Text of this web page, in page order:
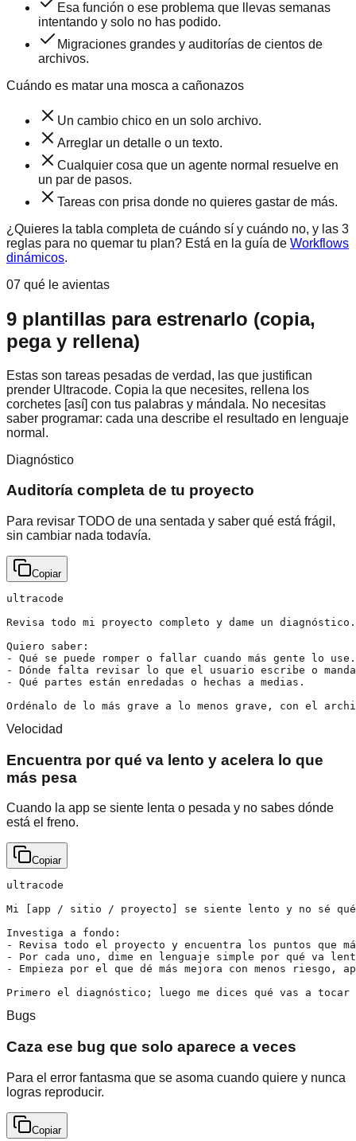
Esa función o ese problema que llevas semanas
intentando y solo no has podido.
Migraciones grandes y auditorías de cientos de
archivos.
Cuándo es matar una mosca a cañonazos
Un cambio chico en un solo archivo.
Arreglar un detalle o un texto.
Cualquier cosa que un agente normal resuelve en
un par de pasos.
Tareas con prisa donde no quieres gastar de más.
¿Quieres la tabla completa de cuándo sí y cuándo no, y las 3
reglas para no quemar tu plan? Está en la guía de Workflows
dinámicos.
07 qué le avientas
9 plantillas para estrenarlo (copia,
pega y rellena)
Estas son tareas pesadas de verdad, las que justifican
prender Ultracode. Copia la que necesites, rellena los
corchetes [así] con tus palabras y mándala. No necesitas
saber programar: cada una describe el resultado en lenguaje
normal.
Diagnóstico
Auditoría completa de tu proyecto
Para revisar TODO de una sentada y saber qué está frágil,
sin cambiar nada todavía.
Copiar
ultracode
Revisa todo mi proyecto completo y dame un
Quiero saber:
- Qué se puede romper o fallar cuando más gente lo use.
- Dónde falta revisar lo que el usuario escribe o
- Qué partes están enredadas o hechas a medias.
Ordénalo de lo más grave a lo menos grave, con el
Velocidad
Encuentra por qué va lento y acelera lo que
más pesa
Cuando la app se siente lenta o pesada y no sabes dónde
está el freno.
Copiar
ultracode
Mi [app / sitio / proyecto] se siente lento y no sé
Investiga a fondo:
- Revisa todo el proyecto y encuentra los puntos que
- Por cada uno, dime en lenguaje simple por qué va
- Empieza por el que dé más mejora con menos riesgo,
Primero el diagnóstico; luego me dices qué vas a tocar
Bugs
Caza ese bug que solo aparece a veces
Para el error fantasma que se asoma cuando quiere y nunca
logras reproducir.
Copiar